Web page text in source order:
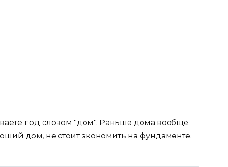
под словом "дом". Раньше дома вообще
дом, не стоит экономить на фундаменте.